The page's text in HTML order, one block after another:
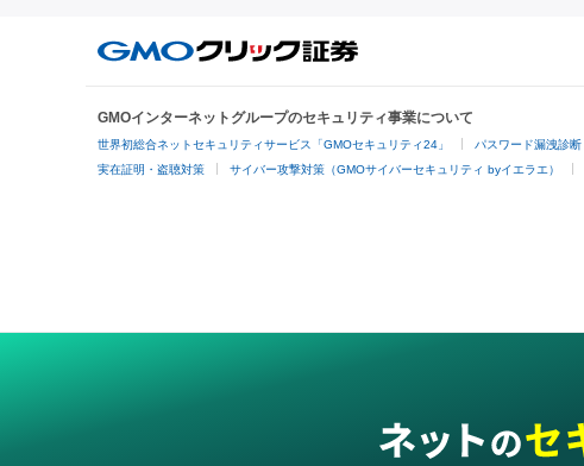
GMOインターネットグループのセキュリティ事業について
世界初総合ネットセキュリティサービス「GMOセキュリティ24」 パスワード漏洩診断
実在証明・盗聴対策 サイバー攻撃対策（GMOサイバーセキュリティ byイエラエ）